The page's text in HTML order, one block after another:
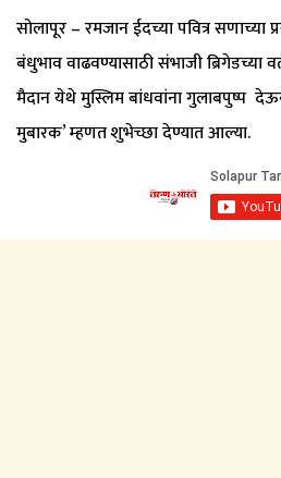
सोलापूर – रमजान ईदच्या पवित्र
बंधुभाव वाढवण्यासाठी संभाजी ब्रिगेडच्या
मैदान येथे मुस्लिम बांधवांना गुलाबपुष्प
मुबारक’ म्हणत शुभेच्छा देण्यात आल्या.